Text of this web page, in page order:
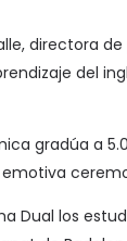
directora
del
gradúa a
Dual los